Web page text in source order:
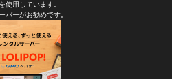
使用しています。
バーがお勧めです。